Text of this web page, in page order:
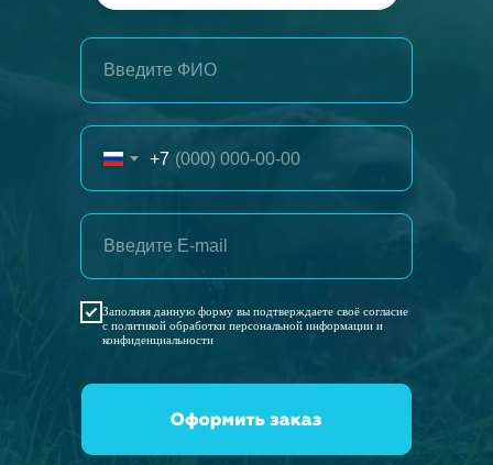
+7
Заполняя данную форму вы подтверждаете своё согласие
с политикой обработки персональной информации и
конфиденциальности